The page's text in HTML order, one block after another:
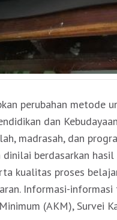
perubahan metode
dan
madrasah, dan
berdasarkan
kualitas proses
Informasi-
(AKM), Survei